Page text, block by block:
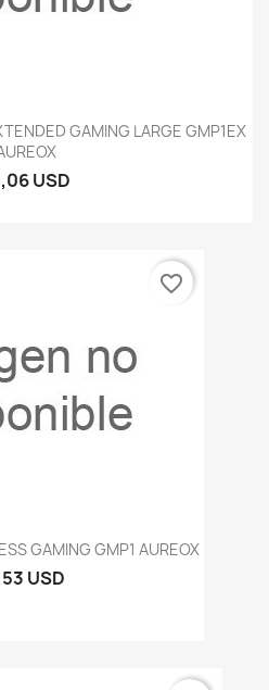
GAMING LARGE GMP1EX
USD
GAMING GMP1 AUREOX
USD
favorite_border